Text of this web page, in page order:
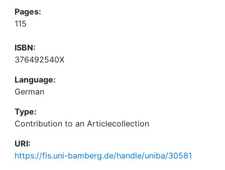
Pages:
115
ISBN:
376492540X
Language:
German
Type:
Contribution to an Articlecollection
URI:
https://fis.uni-bamberg.de/handle/uniba/30581